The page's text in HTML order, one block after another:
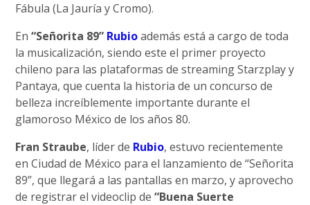
Fábula (La Jauría y Cromo).
En“Señorita 89” Rubioademás está a cargo de toda
la musicalización, siendo este el primer proyecto
chileno para las plataformas de streaming Starzplay y
Pantaya, que cuenta la historia de un concurso de
belleza increíblemente importante durante el
glamoroso México de los años 80.
Fran Straube, líder de Rubio, estuvo recientemente
en Ciudad de México para el lanzamiento de “Señorita
89”, que llegará a las pantallas en marzo, y aprovecho
de registrar el videoclip de“Buena Suerte